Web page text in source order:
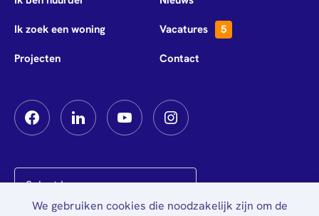
Ik zoek een woning Vacatures 5
Projecten Contact
Powered by Translate
We gebruiken cookies die noodzakelijk zijn om de